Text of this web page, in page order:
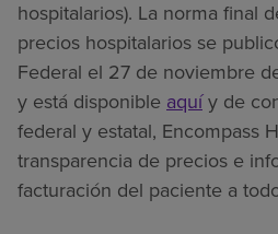
hospitalarios). La norma final
precios hospitalarios se
Federal el 27 de noviembre
y está disponible aquíy de
federal y estatal, Encompass
transparencia de precios e
facturación del paciente a